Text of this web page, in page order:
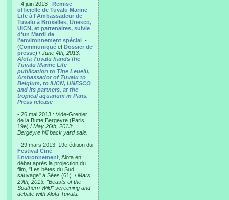
- 4 juin 2013 : Remise
officielle de Tuvalu Marine
Life à l'Ambassadeur de
Tuvalu à Bruxelles, Unesco,
UICN, et partenaires, suivie
d'un Mardi de
l'environnement spécial . -
(Communiqué et Dossier de
presse) / June 4th, 2013:
Alofa Tuvalu hands the
Tuvalu Marine Life
publication to Tine Leuelu,
Ambassador of Tuvalu to
Belgium, to IUCN, UNESCO
and its partners, at the
tropical aquarium in Paris. -
Press release
- 26 mai 2013 : Vide-Grenier
de la Butte Bergeyre (Paris
19e) / May 26th, 2013:
Bergeyre hill back yard sale.
- 29 mars 2013: 19e édition du
Festival Ciné
Environnement , Alofa en
débat après la projection du
film, "Les bêtes du Sud
sauvage" à Sées (61). / Mars
29th, 2013: "Beasts of the
Southern Wild" screening and
debate with Alofa Tuvalu.